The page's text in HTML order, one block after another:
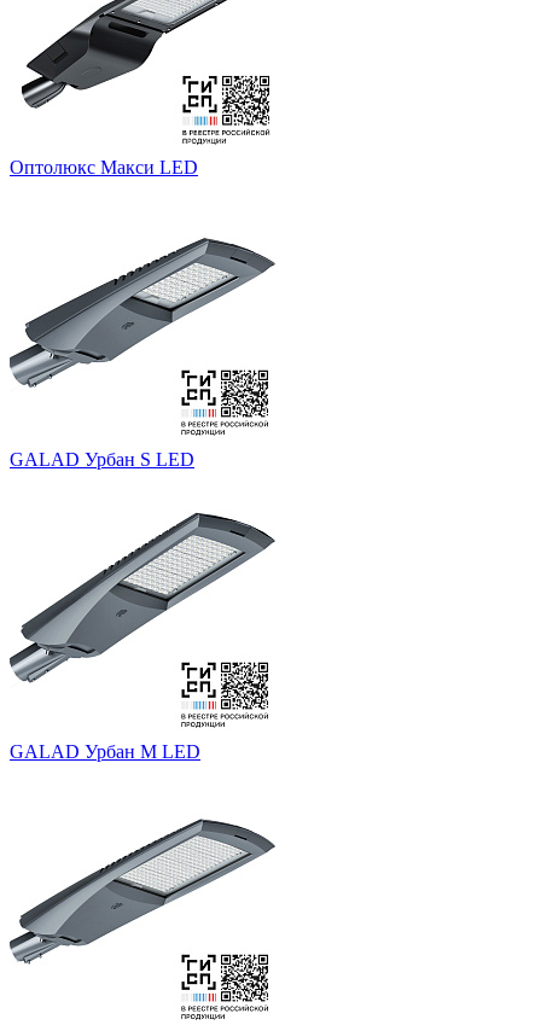
Оптолюкс Макси LED
GALAD Урбан S LED
GALAD Урбан M LED